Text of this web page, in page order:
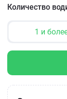
Количество
1 и